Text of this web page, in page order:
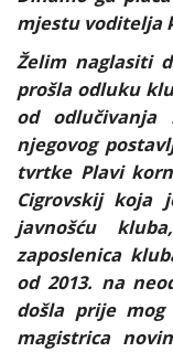
mjestu voditelja
Želim naglasiti
prošla odluku
od odlučivanja
njegovog
tvrtke Plavi
Cigrovskij koja
javnošću
zaposlenica
od 2013. na
došla prije
magistrica